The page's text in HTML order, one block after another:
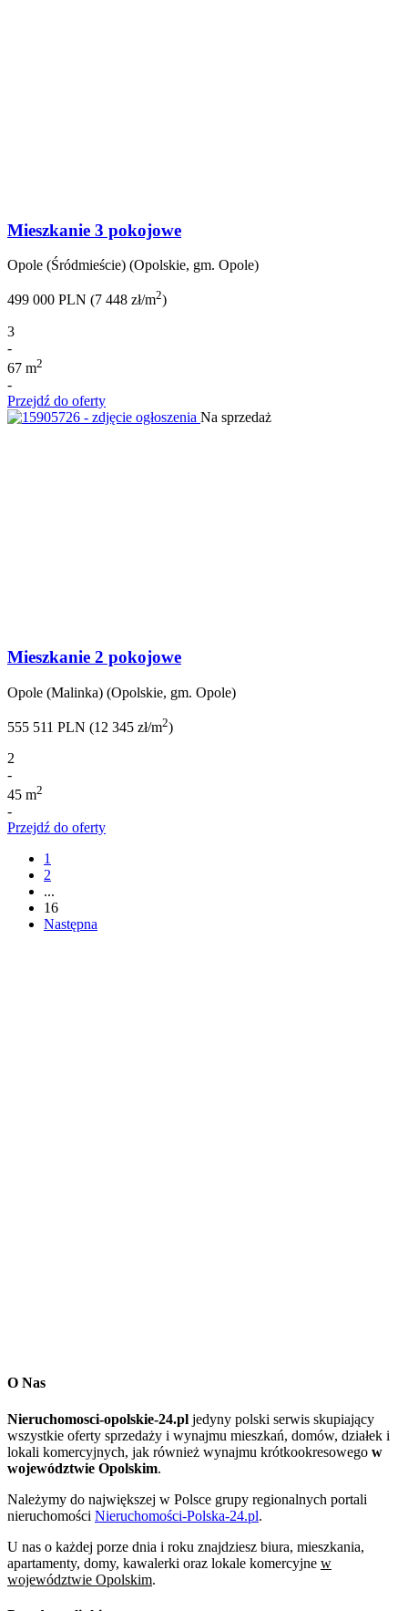
Mieszkanie 3 pokojowe
Opole (Śródmieście) (Opolskie, gm. Opole)
499 000 PLN (7 448 zł/m2)
3
-
67 m2
-
Przejdź do oferty
Na sprzedaż
Mieszkanie 2 pokojowe
Opole (Malinka) (Opolskie, gm. Opole)
555 511 PLN (12 345 zł/m2)
2
-
45 m2
-
Przejdź do oferty
1
2
...
16
Następna
O Nas
Nieruchomosci-opolskie-24.pl jedyny polski serwis skupiający
wszystkie oferty sprzedaży i wynajmu mieszkań, domów, działek i
lokali komercyjnych, jak również wynajmu krótkookresowego w
województwie Opolskim.
Należymy do największej w Polsce grupy regionalnych portali
nieruchomości Nieruchomości-Polska-24.pl.
U nas o każdej porze dnia i roku znajdziesz biura, mieszkania,
apartamenty, domy, kawalerki oraz lokale komercyjne w
województwie Opolskim.